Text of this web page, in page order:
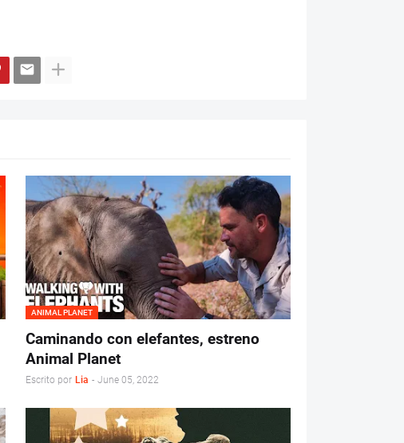
ANIMAL PLANET
Caminando con elefantes, estreno
Animal Planet
Escrito por Lia - June 05, 2022